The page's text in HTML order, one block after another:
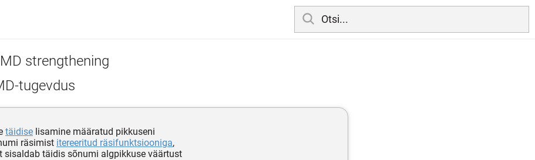
MD strengthening
tugevdus
täidise lisamine määratud pikkuseni
räsimist itereeritud räsifunktsiooniga,
sisaldab täidis sõnumi algpikkuse väärtust